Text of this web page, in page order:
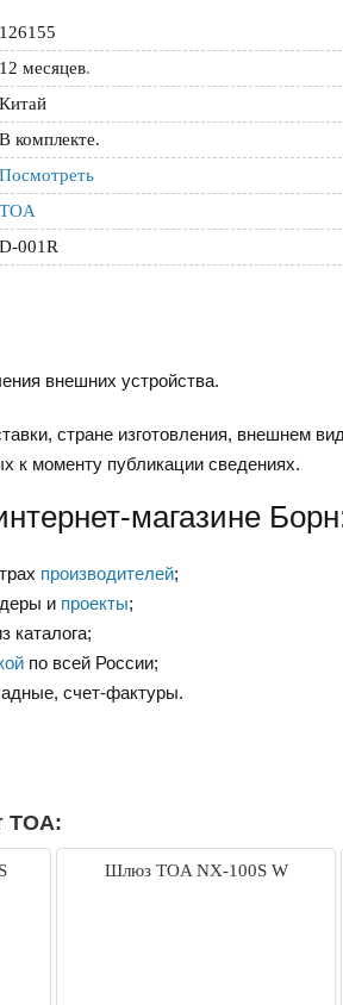
126155
12 месяцев.
Китай
В комплекте.
Посмотреть
TOA
D-001R
внешних устройства.
стране изготовления, внешнем
к моменту публикации сведениях.
магазине
производителей;
и проекты;
каталога;
по всей России;
счет-фактуры.
TOA:
Шлюз TOA NX-100S W